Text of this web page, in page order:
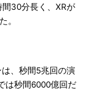
30分長く、XRが
。
、秒間5兆回の演
は秒間6000億回だ